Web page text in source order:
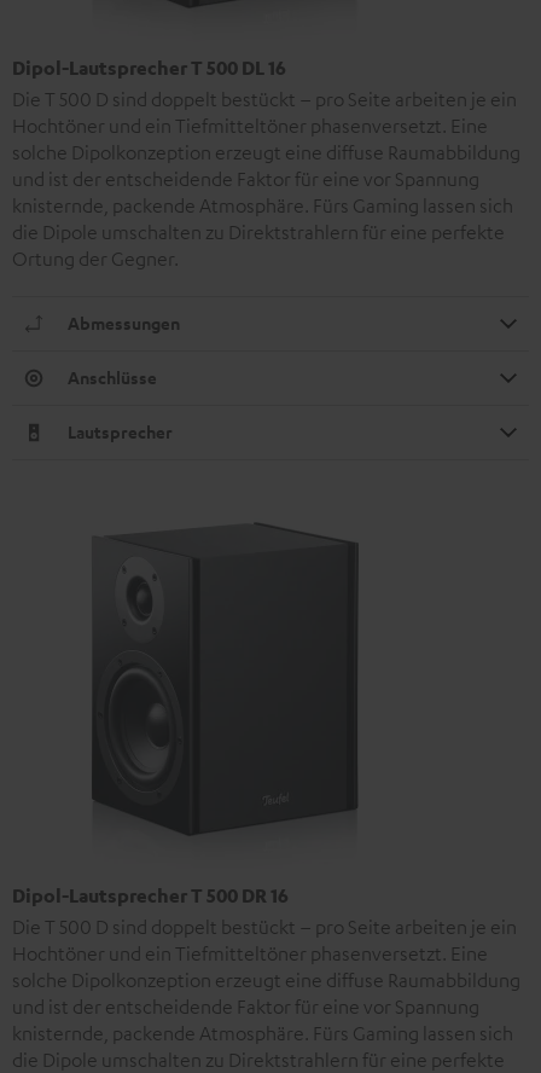
Dipol-Lautsprecher T 500 DL 16
Die T 500 D sind doppelt bestückt – pro Seite arbeiten je ein
Hochtöner und ein Tiefmitteltöner phasenversetzt. Eine
solche Dipolkonzeption erzeugt eine diffuse Raumabbildung
und ist der entscheidende Faktor für eine vor Spannung
knisternde, packende Atmosphäre. Fürs Gaming lassen sich
die Dipole umschalten zu Direktstrahlern für eine perfekte
Ortung der Gegner.
Abmessungen
Anschlüsse
Lautsprecher
Dipol-Lautsprecher T 500 DR 16
Die T 500 D sind doppelt bestückt – pro Seite arbeiten je ein
Hochtöner und ein Tiefmitteltöner phasenversetzt. Eine
solche Dipolkonzeption erzeugt eine diffuse Raumabbildung
und ist der entscheidende Faktor für eine vor Spannung
knisternde, packende Atmosphäre. Fürs Gaming lassen sich
die Dipole umschalten zu Direktstrahlern für eine perfekte